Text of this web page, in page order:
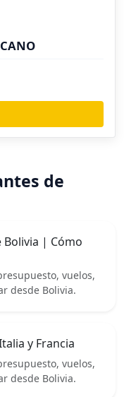
de
Bolivia | Cómo
vuelos,
desde Bolivia.
y Francia
vuelos,
desde Bolivia.